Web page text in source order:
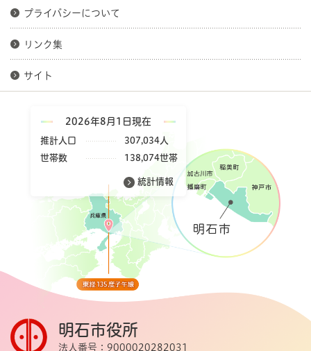
プライバシーについて
リンク集
サイト
2026年8月1日現在
推計人口
307,034人
世帯数
138,074世帯
統計情報
明石市役所
法人番号：9000020282031